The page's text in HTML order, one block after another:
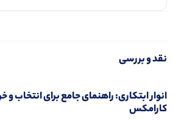
نقد و بررسی
کارامکس